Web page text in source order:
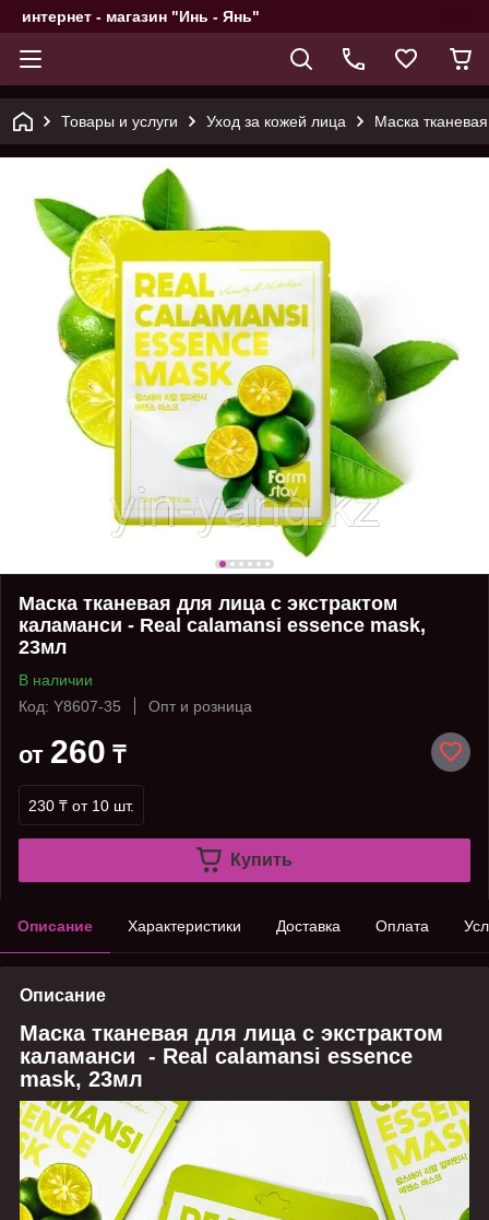
интернет - магазин "Инь - Янь"
Товары и услуги Уход за кожей лица Маска
Маска тканевая для лица с экстрактом
каламанси - Real calamansi essence mask,
23мл
В наличии
Код: Y8607-35
Опт и розница
от 260 ₸
230 ₸ от 10 шт.
Купить
Описание Характеристики Доставка Оплата
Описание
Маска тканевая для лица с экстрактом
каламанси - Real calamansi essence
mask, 23мл